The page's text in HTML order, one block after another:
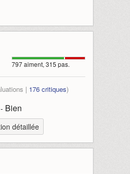
797 aiment, 315 pas.
| 176 critiques)
- Bien
détaillée